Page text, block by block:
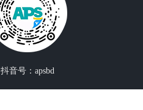
抖音号：apsbd